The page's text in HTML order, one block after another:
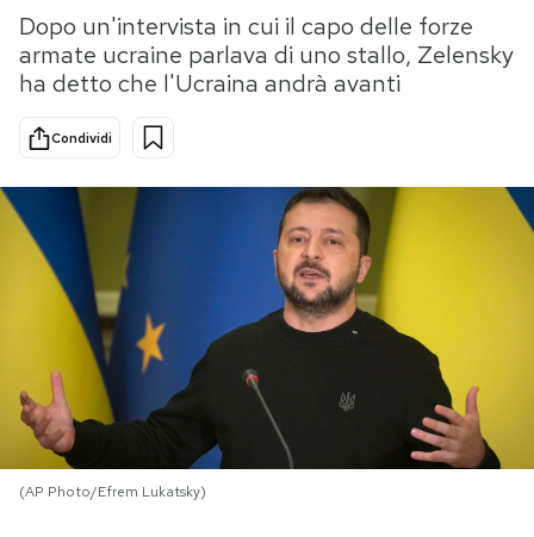
Tecnologia
Internet
Scienza
Cultura
Economia
Sport
Storie/Idee
Ok Boomer!
Media
Mondiali calcio 2026
PODCAST
NEWSLETTER
I MIEI PREFERITI
Dopo un'intervista in cui il capo delle forze
armate ucraine parlava di uno stallo, Zelensky
ha detto che l'Ucraina andrà avanti
Condividi
(AP Photo/Efrem Lukatsky)